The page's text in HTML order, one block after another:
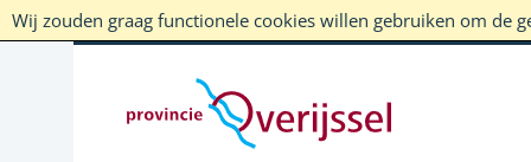
Wij zouden graag functionele cookies willen gebruiken om de